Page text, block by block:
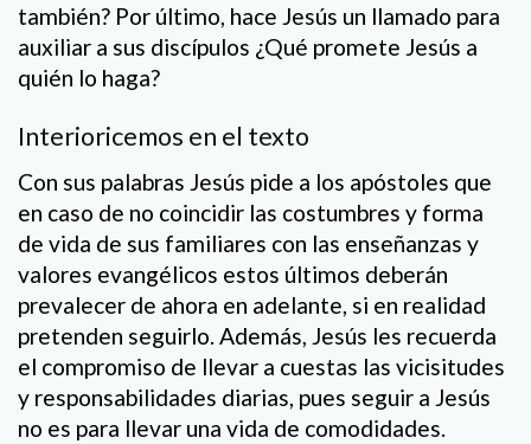
también? Por último, hace Jesús un llamado para
auxiliar a sus discípulos ¿Qué promete Jesús a
quién lo haga?
Interioricemos en el texto
Con sus palabras Jesús pide a los apóstoles que
en caso de no coincidir las costumbres y forma
de vida de sus familiares con las enseñanzas y
valores evangélicos estos últimos deberán
prevalecer de ahora en adelante, si en realidad
pretenden seguirlo. Además, Jesús les recuerda
el compromiso de llevar a cuestas las vicisitudes
y responsabilidades diarias, pues seguir a Jesús
no es para llevar una vida de comodidades.